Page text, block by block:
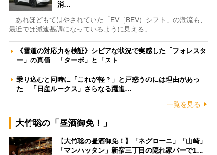
消…
あれほどもてはやされていた「EV（BEV）シフト」の潮流も、
最近では減速基調になっているように見える。…
《雪道の対応力を検証》シビアな状況で実感した「フォレスタ
ー」の真価 「ターボ」と「スト…
乗り込むと同時に「これが軽？」と戸惑うのには理由があっ
た 「日産ルークス」さらなる躍進…
一覧を見る
大竹聡の「昼酒御免！」
【大竹聡の昼酒御免！】「ネグローニ」「山崎」
「マンハッタン」新宿三丁目の隠れ家バーで1…